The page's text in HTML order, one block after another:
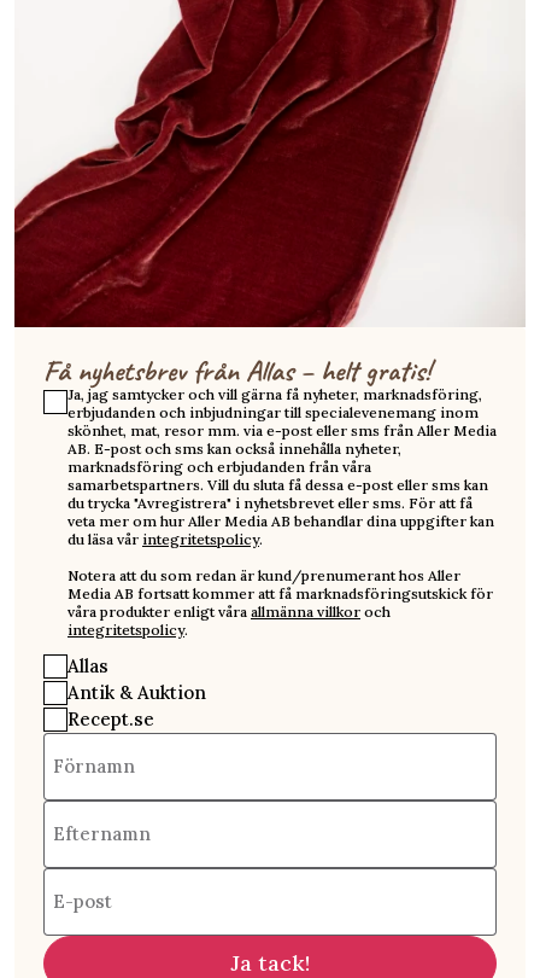
Få nyhetsbrev från Allas – helt gratis!
Ja, jag samtycker och vill gärna få nyheter, marknadsföring,
erbjudanden och inbjudningar till specialevenemang inom
skönhet, mat, resor mm. via e-post eller sms från Aller Media
AB. E-post och sms kan också innehålla nyheter,
marknadsföring och erbjudanden från våra
samarbetspartners. Vill du sluta få dessa e-post eller sms kan
du trycka "Avregistrera" i nyhetsbrevet eller sms. För att få
veta mer om hur Aller Media AB behandlar dina uppgifter kan
du läsa vår integritetspolicy.
Notera att du som redan är kund/prenumerant hos Aller
Media AB fortsatt kommer att få marknadsföringsutskick för
våra produkter enligt våra allmänna villkor och
integritetspolicy.
Allas
Antik & Auktion
Recept.se
Förnamn
Efternamn
E-post
Ja tack!